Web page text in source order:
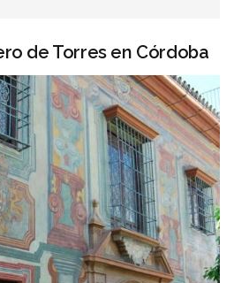
de Torres en Córdoba